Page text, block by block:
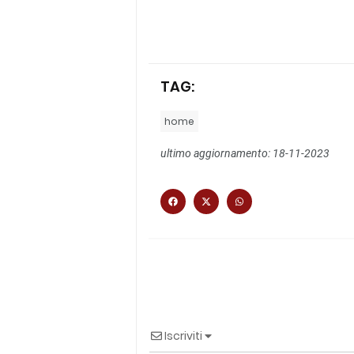
TAG:
home
ultimo aggiornamento: 18-11-2023
Iscriviti